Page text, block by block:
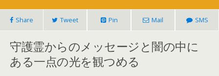
Share Tweet Pin Mail SMS
守護霊からのメッセージと闇の中に
ある一点の光を観つめる